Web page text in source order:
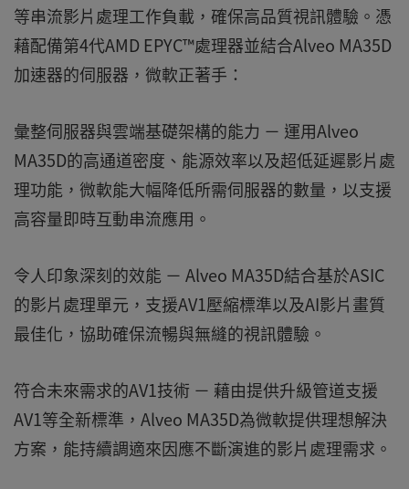
等串流影片處理工作負載，確保高品質視訊體驗。憑
藉配備第4代AMD EPYC™處理器並結合Alveo MA35D
加速器的伺服器，微軟正著手：
彙整伺服器與雲端基礎架構的能力 － 運用Alveo
MA35D的高通道密度、能源效率以及超低延遲影片處
理功能，微軟能大幅降低所需伺服器的數量，以支援
高容量即時互動串流應用。
令人印象深刻的效能 － Alveo MA35D結合基於ASIC
的影片處理單元，支援AV1壓縮標準以及AI影片畫質
最佳化，協助確保流暢與無縫的視訊體驗。
符合未來需求的AV1技術 － 藉由提供升級管道支援
AV1等全新標準，Alveo MA35D為微軟提供理想解決
方案，能持續調適來因應不斷演進的影片處理需求。